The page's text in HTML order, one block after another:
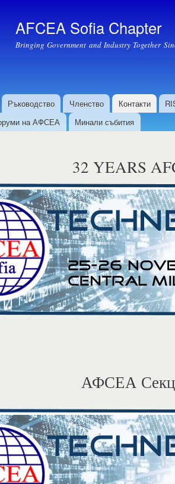
AFCEA Sofia Chapter
Bringing Government and Industry Together
Ръководство Членство Контакти
на АФСЕА
Минали събития
32 YEARS
АФСЕА